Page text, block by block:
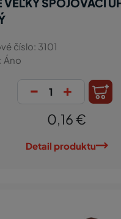
číslo: 3101
Áno
- +
0,16 €
Detail produktu